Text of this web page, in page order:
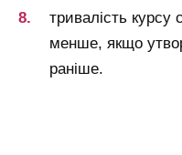
тривалість курсу
менше, якщо
раніше.